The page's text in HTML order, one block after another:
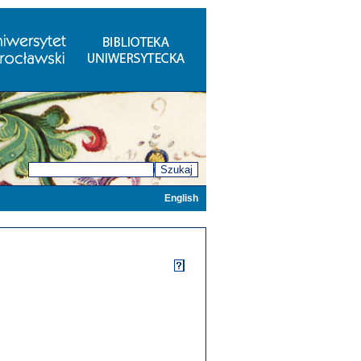
Szukaj
English